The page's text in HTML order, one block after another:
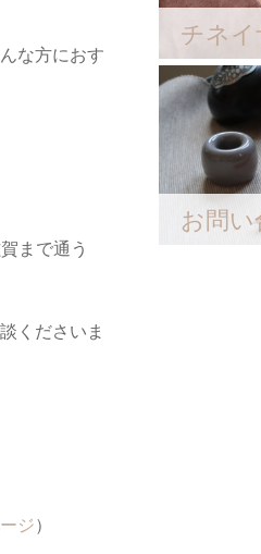
な方におす
まで通う
くださいま
ジ）
チネ
お問